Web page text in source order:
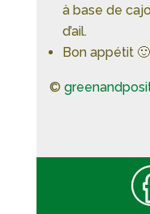
à base de
d’ail.
Bon appétit 🙂
©